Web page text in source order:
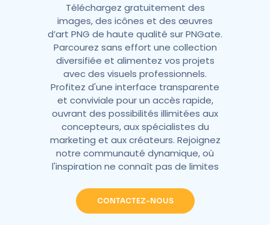
Téléchargez gratuitement des
images, des icônes et des œuvres
d’art PNG de haute qualité sur PNGate.
Parcourez sans effort une collection
diversifiée et alimentez vos projets
avec des visuels professionnels.
Profitez d'une interface transparente
et conviviale pour un accès rapide,
ouvrant des possibilités illimitées aux
concepteurs, aux spécialistes du
marketing et aux créateurs. Rejoignez
notre communauté dynamique, où
l'inspiration ne connaît pas de limites
CONTACTEZ-NOUS